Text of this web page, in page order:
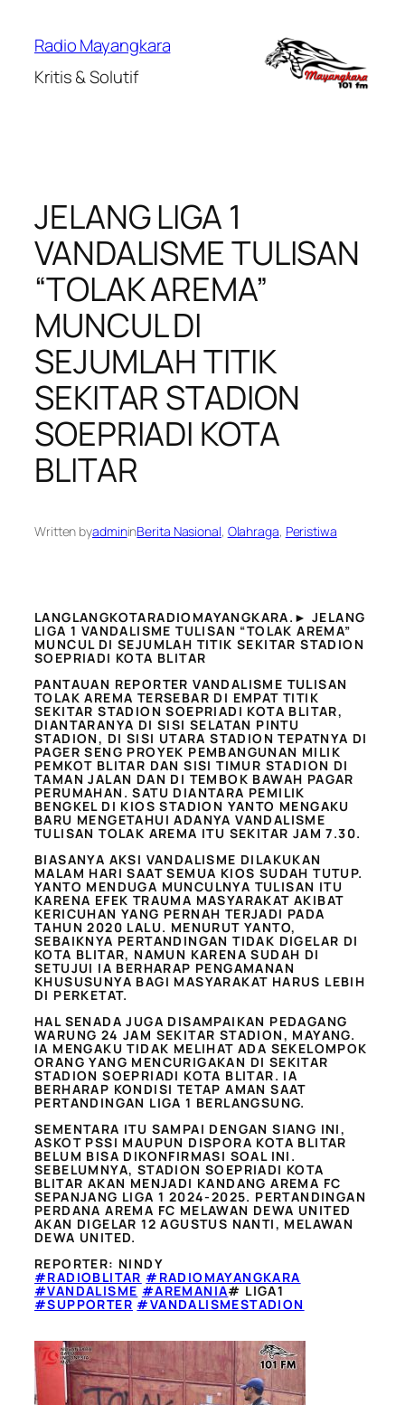
Radio Mayangkara
Kritis & Solutif
JELANG LIGA 1
VANDALISME TULISAN
“TOLAK AREMA”
MUNCUL DI
SEJUMLAH TITIK
SEKITAR STADION
SOEPRIADI KOTA
BLITAR
Written byadmininBerita Nasional, Olahraga, Peristiwa
LANGLANGKOTARADIOMAYANGKARA.► JELANG
LIGA 1 VANDALISME TULISAN “TOLAK AREMA”
MUNCUL DI SEJUMLAH TITIK SEKITAR STADION
SOEPRIADI KOTA BLITAR
PANTAUAN REPORTER VANDALISME TULISAN
TOLAK AREMA TERSEBAR DI EMPAT TITIK
SEKITAR STADION SOEPRIADI KOTA BLITAR,
DIANTARANYA DI SISI SELATAN PINTU
STADION, DI SISI UTARA STADION TEPATNYA DI
PAGER SENG PROYEK PEMBANGUNAN MILIK
PEMKOT BLITAR DAN SISI TIMUR STADION DI
TAMAN JALAN DAN DI TEMBOK BAWAH PAGAR
PERUMAHAN. SATU DIANTARA PEMILIK
BENGKEL DI KIOS STADION YANTO MENGAKU
BARU MENGETAHUI ADANYA VANDALISME
TULISAN TOLAK AREMA ITU SEKITAR JAM 7.30.
BIASANYA AKSI VANDALISME DILAKUKAN
MALAM HARI SAAT SEMUA KIOS SUDAH TUTUP.
YANTO MENDUGA MUNCULNYA TULISAN ITU
KARENA EFEK TRAUMA MASYARAKAT AKIBAT
KERICUHAN YANG PERNAH TERJADI PADA
TAHUN 2020 LALU. MENURUT YANTO,
SEBAIKNYA PERTANDINGAN TIDAK DIGELAR DI
KOTA BLITAR, NAMUN KARENA SUDAH DI
SETUJUI IA BERHARAP PENGAMANAN
KHUSUSUNYA BAGI MASYARAKAT HARUS LEBIH
DI PERKETAT.
HAL SENADA JUGA DISAMPAIKAN PEDAGANG
WARUNG 24 JAM SEKITAR STADION, MAYANG.
IA MENGAKU TIDAK MELIHAT ADA SEKELOMPOK
ORANG YANG MENCURIGAKAN DI SEKITAR
STADION SOEPRIADI KOTA BLITAR. IA
BERHARAP KONDISI TETAP AMAN SAAT
PERTANDINGAN LIGA 1 BERLANGSUNG.
SEMENTARA ITU SAMPAI DENGAN SIANG INI,
ASKOT PSSI MAUPUN DISPORA KOTA BLITAR
BELUM BISA DIKONFIRMASI SOAL INI.
SEBELUMNYA, STADION SOEPRIADI KOTA
BLITAR AKAN MENJADI KANDANG AREMA FC
SEPANJANG LIGA 1 2024-2025. PERTANDINGAN
PERDANA AREMA FC MELAWAN DEWA UNITED
AKAN DIGELAR 12 AGUSTUS NANTI, MELAWAN
DEWA UNITED.
REPORTER: NINDY
#RADIOBLITAR #RADIOMAYANGKARA
#VANDALISME #AREMANIA# LIGA1
#SUPPORTER #VANDALISMESTADION